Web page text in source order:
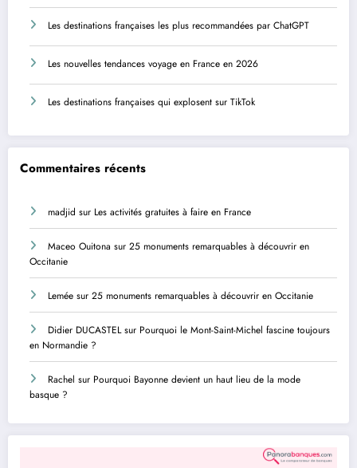
Les destinations françaises les plus recommandées par ChatGPT
Les nouvelles tendances voyage en France en 2026
Les destinations françaises qui explosent sur TikTok
Commentaires récents
madjid sur Les activités gratuites à faire en France
Maceo Ouitona sur 25 monuments remarquables à découvrir en
Occitanie
Lemée sur 25 monuments remarquables à découvrir en Occitanie
Didier DUCASTELsur Pourquoi le Mont-Saint-Michel fascine toujours
en Normandie ?
Rachel sur Pourquoi Bayonne devient un haut lieu de la mode
basque ?